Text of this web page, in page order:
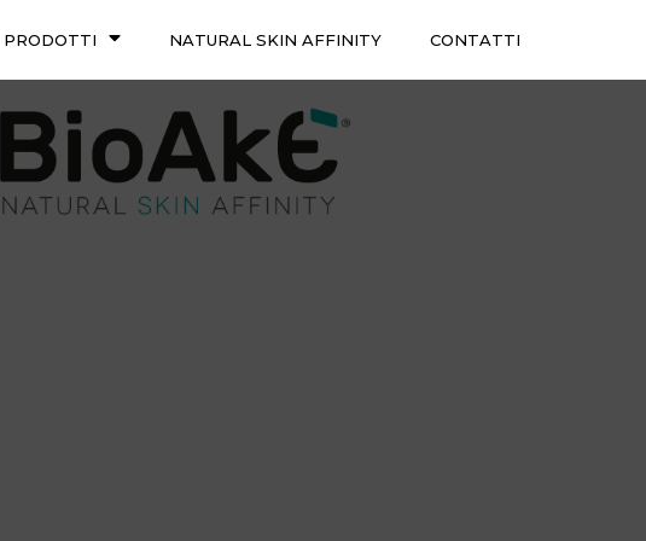
PRODOTTI NATURAL SKIN AFFINITY CONTATTI